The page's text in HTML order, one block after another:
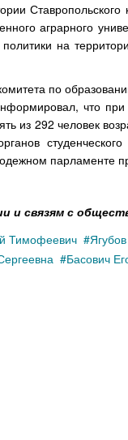
аграрного
на
по
что
из 292 человек
парламенте
и связям с
Тимофеевич
Басович